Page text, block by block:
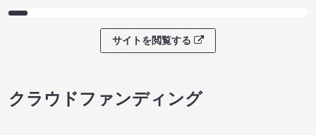
サイトを閲覧する
クラウドファンディング